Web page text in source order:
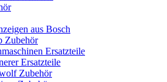
aus Bosch
Zubehör
Ersatzteile
Ersatzteile
Zubehör